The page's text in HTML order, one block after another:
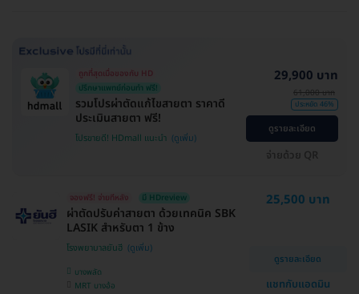
ถูกที่สุดเมื่อของกับ HD
ปรึกษาแพทย์ก่อนทำ ฟรี!
รวมโปรผ่าตัดแก้ไขสายตา ราคาดี
ประเมินสายตา ฟรี!
โปรขายดี! HDmall แนะนำ
29,900 บาท
61,000 บาท
ประหยัด 46%
ดูรายละเอียด
จองฟรี! จ่ายทีหลัง มี HDreview
ผ่าตัดปรับค่าสายตา ด้วยเทคนิค SBK
LASIK สำหรับตา 1 ข้าง
โรงพยาบาลยันฮี
บางพลัด
MRT บางอ้อ
25,500 บาท
ดูรายละเอียด
แชทกับแอดมิน